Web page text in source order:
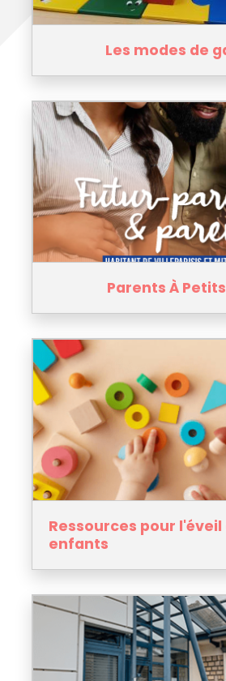
Les modes de
Parents À
Ressources pour l'éveil
enfants